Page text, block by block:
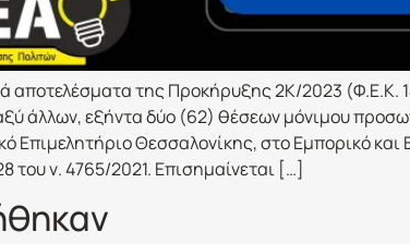
αποτελέσματα της Προκήρυξης 2Κ/2023 (Φ.Ε.Κ.
άλλων, εξήντα δύο (62) θέσεων μόνιμου
Επιμελητήριο Θεσσαλονίκης, στο Εμπορικό και
ν. 4765/2021. Επισημαίνεται […]